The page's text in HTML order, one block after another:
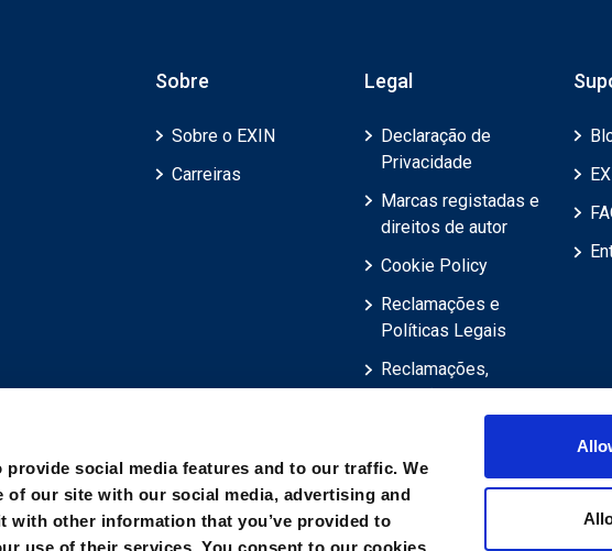
social media features and to our traffic. We
our site with our social media, advertising and
with other information that you’ve provided to
Sobre
Sobre o EXIN
Carreiras
Legal
Declaração de
Privacidade
Marcas registadas e
direitos de autor
Cookie Policy
Reclamações e
Políticas Legais
Reclamações,
Declaração de
exoneração de
responsabilidade